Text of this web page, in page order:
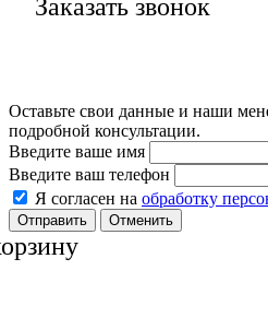
Заказать звонок
Оставьте свои данные и наши
подробной консультации.
Введите ваше имя
Введите ваш телефон
Я согласен на обработку
Отменить